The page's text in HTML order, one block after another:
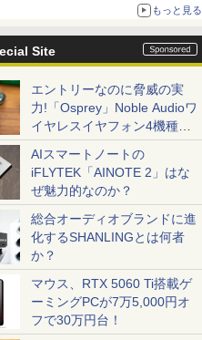
もっと見る
Site
エントリーなのに脅威の実
力!「Osprey」Noble Audioワ
イヤレスイヤフォン4機種を
一気に聴く
AIスマートノートの
iFLYTEK「AINOTE 2」はな
ぜ魅力的なのか？
総合オーディオブランドに進
化するSHANLINGとは何者
か？
マウス、RTX 5060 Ti搭載ゲ
ーミングPCが7万5,000円オ
フで30万円台！